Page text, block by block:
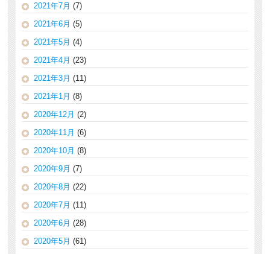
2021年7月 (7)
2021年6月 (5)
2021年5月 (4)
2021年4月 (23)
2021年3月 (11)
2021年1月 (8)
2020年12月 (2)
2020年11月 (6)
2020年10月 (8)
2020年9月 (7)
2020年8月 (22)
2020年7月 (11)
2020年6月 (28)
2020年5月 (61)